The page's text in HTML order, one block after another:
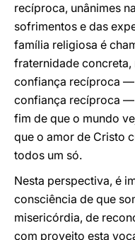
recíproca, unânimes
sofrimentos e das
família religiosa é
fraternidade concreta,
confiança recíproca
confiança recíproca —
fim de que o mundo
que o amor de Cristo
todos um só.
Nesta perspectiva, é
consciência de que
misericórdia, de
com proveito esta